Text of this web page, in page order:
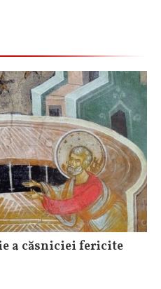
a căsniciei fericite